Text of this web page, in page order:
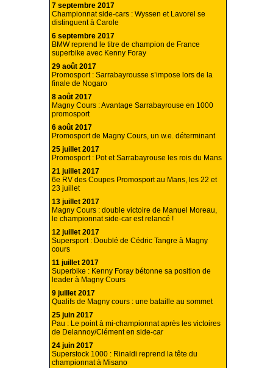
7 septembre 2017
Championnat side-cars : Wyssen et Lavorel se
distinguent à Carole
6 septembre 2017
BMW reprend le titre de champion de France
superbike avec Kenny Foray
29 août 2017
Promosport : Sarrabayrousse s’impose lors de la
finale de Nogaro
8 août 2017
Magny Cours : Avantage Sarrabayrouse en 1000
promosport
6 août 2017
Promosport de Magny Cours, un w.e. déterminant
25 juillet 2017
Promosport : Pot et Sarrabayrouse les rois du Mans
21 juillet 2017
6e RV des Coupes Promosport au Mans, les 22 et
23 juillet
13 juillet 2017
Magny Cours : double victoire de Manuel Moreau,
le championnat side-car est relancé !
12 juillet 2017
Supersport : Doublé de Cédric Tangre à Magny
cours
11 juillet 2017
Superbike : Kenny Foray bétonne sa position de
leader à Magny Cours
9 juillet 2017
Qualifs de Magny cours : une bataille au sommet
25 juin 2017
Pau : Le point à mi-championnat après les victoires
de Delannoy/Clément en side-car
24 juin 2017
Superstock 1000 : Rinaldi reprend la tête du
championnat à Misano